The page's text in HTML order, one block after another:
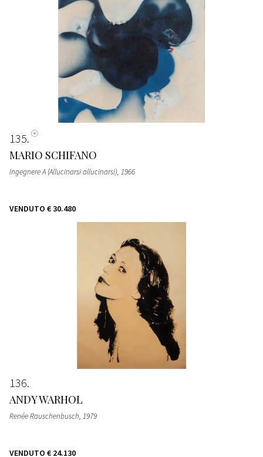
135
MARIO SCHIFANO
Ingegnere A (Allucinarsi allucinarsi), 1966
VENDUTO € 30.480
136
ANDY WARHOL
Renée Rauschenbusch, 1979
VENDUTO € 24.130